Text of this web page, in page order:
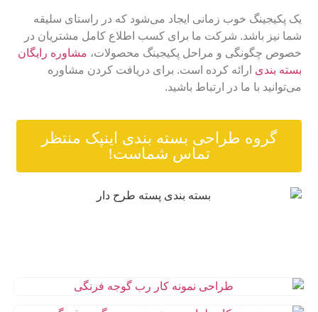
یک پکیجینگ خوب زمانی ایجاد می‌شود که در راستای سلیقه
شما نیز باشد. شرکت ما برای کسب اطلاع کامل مشتریان در
خصوص چگونگی و مراحل پکیجینگ محصولات، مشاوره رایگان
بسته بندی ارائه کرده است. برای دریافت کردن مشاوره
می‌توانید با ما در ارتباط باشید.
گروه طراحی بسته بندی اینپک منتظر
تماس شماست!